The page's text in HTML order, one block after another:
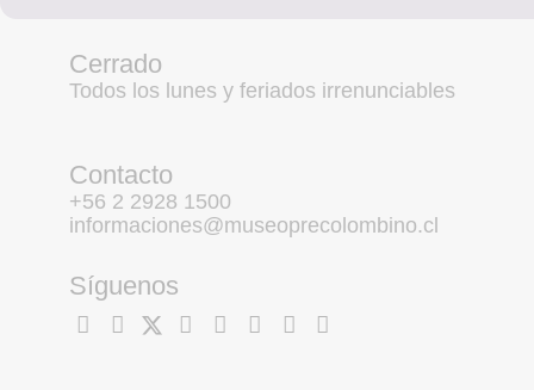
Cerrado
Todos los lunes y feriados irrenunciables
Contacto
+56 2 2928 1500
informaciones@museoprecolombino.cl
Síguenos